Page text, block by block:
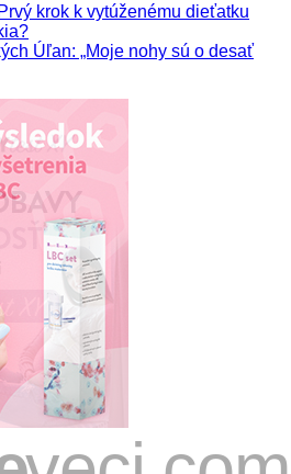
krok k vytúženému dieťatku
Úľan: „Moje nohy sú o desať